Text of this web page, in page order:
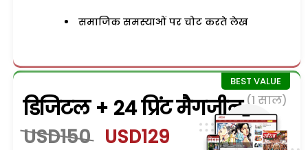
समाजिक समस्याओं पर चोट करते लेख
डिजिटल + 24 प्रिंट मैगजीन (1 साल)
USD150 USD129